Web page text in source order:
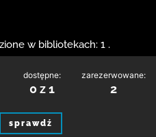
w bibliotekach: 1 .
dostępne:
0 z 1
zarezerwowane:
2
sprawdź